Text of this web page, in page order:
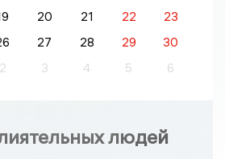
20 21 22
23
27 28 29
30
2 3 4 5 6
людей